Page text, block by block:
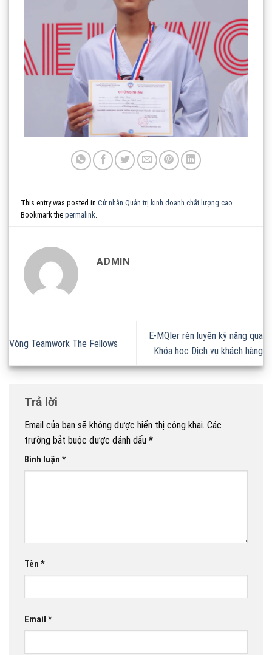
This entry was posted inCử nhân Quản trị kinh doanh chất lượng cao.
Bookmark thepermalink.
ADMIN
Vòng Teamwork The Fellows
E-MQIer rèn luyện kỹ năng qua
Khóa học Dịch vụ khách hàng
Trả lời
Email của bạn sẽ không được hiển thị công khai. Các
trường bắt buộc được đánh dấu *
Bình luận *
Tên *
Email *